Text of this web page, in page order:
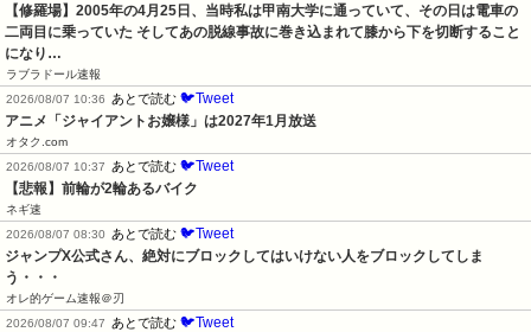
【修羅場】2005年の4月25日、当時私は甲南大学に通っていて、その日は電車の
二両目に乗っていた そしてあの脱線事故に巻き込まれて膝から下を切断すること
になり…
ラブラドール速報
2026/08/07 10:36
あとで読む 🐦Tweet
アニメ「ジャイアントお嬢様」は2027年1月放送
オタク.com
2026/08/07 10:37
あとで読む 🐦Tweet
【悲報】前輪が2輪あるバイク
ネギ速
2026/08/07 08:30
あとで読む 🐦Tweet
ジャンプX公式さん、絶対にブロックしてはいけない人をブロックしてしま
う・・・
オレ的ゲーム速報＠刃
2026/08/07 09:47
あとで読む 🐦Tweet